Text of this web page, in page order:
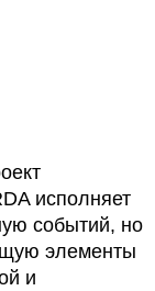
исполняет
событий, но
элементы
и